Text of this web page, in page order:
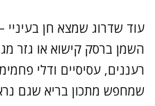
עוד שדרוג שמצא חן
השמן ברסק קישוא או גזר
רעננים, עסיסיים ודלי
שמחפש מתכון בריא שגם